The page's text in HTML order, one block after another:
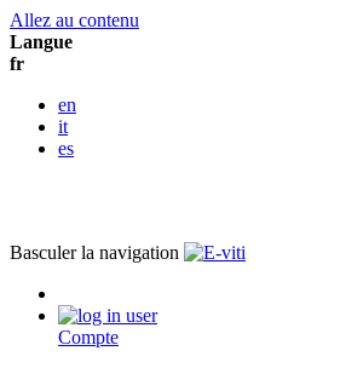
Allez au contenu
Langue
fr
en
it
es
Basculer la navigation
Compte